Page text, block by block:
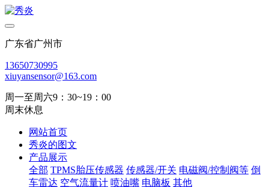
广东省广州市
13650730995
xiuyansensor@163.com
周一至周六9：30~19：00
周末休息
网站首页
秀炎的图文
产品展示
全部 TPMS胎压传感器 传感器/开关 电磁阀/控制阀等 倒
车雷达 空气流量计 喷油嘴 电脑板 其他